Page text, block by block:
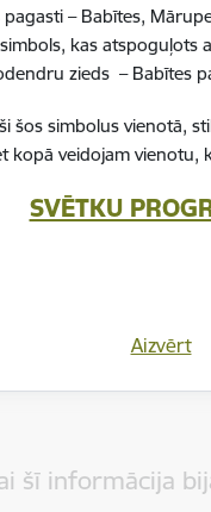
– Babītes,
kas
zieds – Babītes
šos simbolus vienotā,
kopā veidojam vienotu,
SVĒTKU
Aizvērt
šī informācija